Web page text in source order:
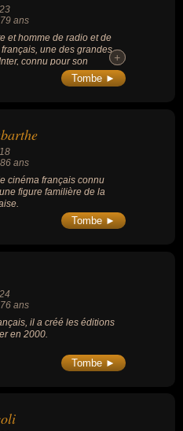
ans
et homme de radio et de
une des grandes
connu pour son
des flagrants délires »
de France Inter qui, au
+
+
Tombe ►
ans
cinéma français connu
figure familière de la
Tombe ►
, 76 ans
il a créé les éditions
en 2000.
Tombe ►